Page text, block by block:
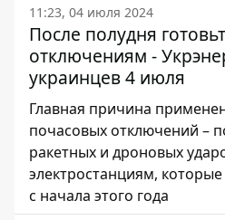
11:23, 04 июля 2024
После полудня
отключениям -
украинцев 4 июля
Главная причина
почасовых отключений –
ракетных и дроновых
электростанциям,
с начала этого года